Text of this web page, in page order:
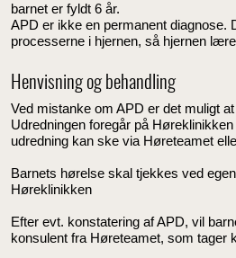
barnet er fyldt 6 år.
APD er ikke en permanent diagnose.
processerne i hjernen, så hjernen
Henvisning og behandling
Ved mistanke om APD er det muligt
Udredningen foregår på
udredning kan ske via Høreteamet
Barnets hørelse skal tjekkes ved
Høreklinikken
Efter evt. konstatering af APD, vil
konsulent fra Høreteamet, som tager